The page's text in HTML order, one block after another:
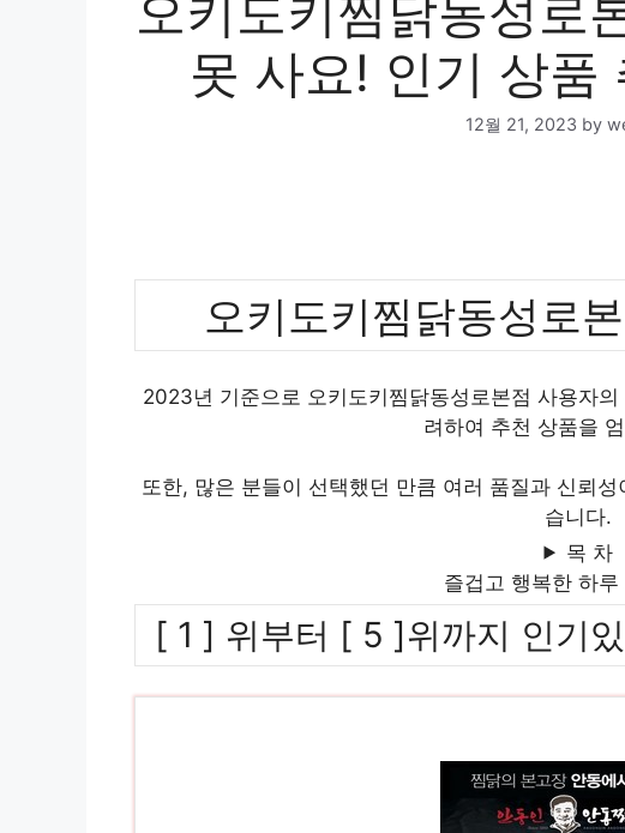
오키도키찜닭동성로
못 사요! 인기 상
12월 21, 2023 by
오키도키찜닭동성로
2023년 기준으로 오키도키찜닭동성로본점 사용자
려하여 추천 상품을
또한, 많은 분들이 선택했던 만큼 여러 품질과 신뢰
습니다.
목 차
즐겁고 행복한 하루
[ 1 ] 위부터 [ 5 ]위까지 인기